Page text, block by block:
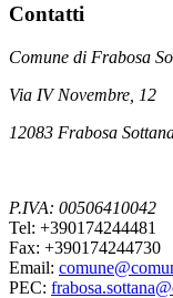
Contatti
Comune di Frabosa
Via IV Novembre, 12
12083 Frabosa
P.IVA: 00506410042
Tel: +390174244481
Fax: +390174244730
Email:
PEC: